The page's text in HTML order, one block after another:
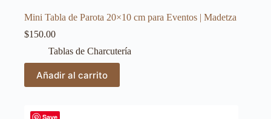
Mini Tabla de Parota 20×10 cm para Eventos | Madetza
$150.00
Tablas de Charcutería
Añadir al carrito
Save